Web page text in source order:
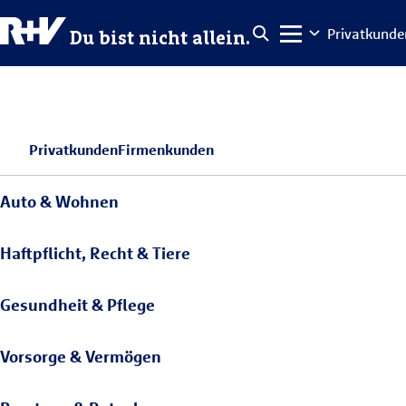
Du bist nicht allein.
PrivatkundenFirmenkunden
Auto & Wohnen
Haftpflicht, Recht & Tiere
Gesundheit & Pflege
Vorsorge & Vermögen